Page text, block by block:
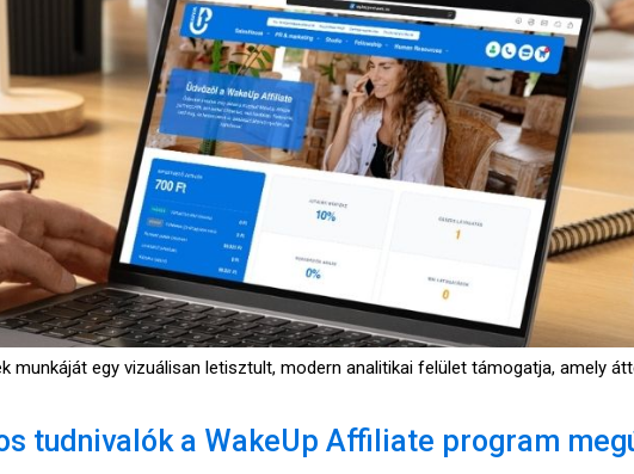
egy vizuálisan letisztult, modern analitikai felület támogatja, amely
tudnivalók a WakeUp Affiliate program